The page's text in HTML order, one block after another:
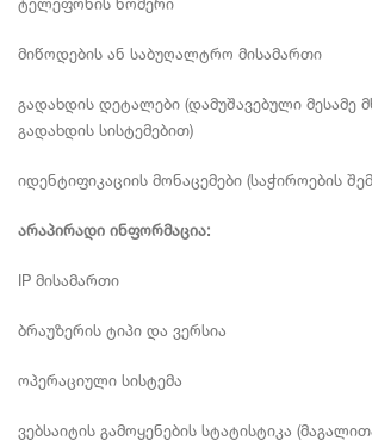
მიწოდების ან საბუღალტრო მისამართი
გადახდის დეტალები (დამუშავებული მესამე
გადახდის სისტემებით)
იდენტიფიკაციის მონაცემები (საჭიროების
არაპირადი ინფორმაცია:
IP მისამართი
ბრაუზერის ტიპი და ვერსია
ოპერაციული სისტემა
ვებსაიტის გამოყენების სტატისტიკა